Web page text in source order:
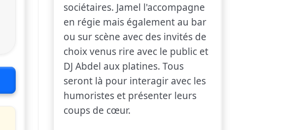
sociétaires. Jamel l'accompagne
en régie mais également au bar
ou sur scène avec des invités de
choix venus rire avec le public et
DJ Abdel aux platines. Tous
seront là pour interagir avec les
humoristes et présenter leurs
coups de cœur.